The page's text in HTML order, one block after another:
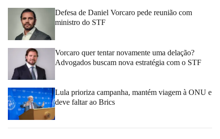
Defesa de Daniel Vorcaro pede reunião com
ministro do STF
Vorcaro quer tentar novamente uma delação?
Advogados buscam nova estratégia com o STF
Lula prioriza campanha, mantém viagem à ONU e
deve faltar ao Brics